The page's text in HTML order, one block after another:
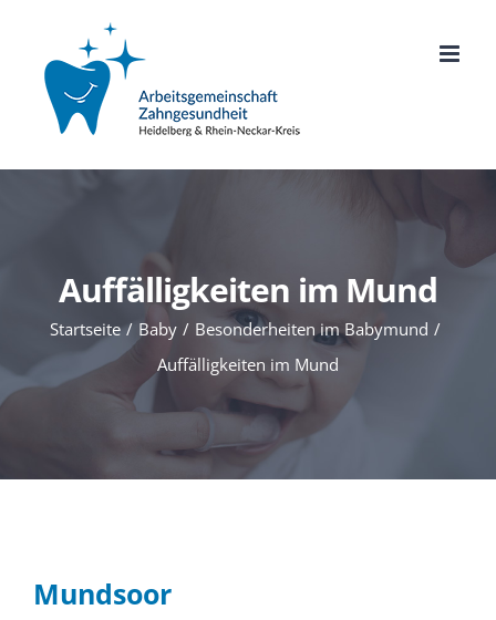
springen
Auffälligkeiten im Mund
Startseite Baby
Besonderheiten im Babymund
Auffälligkeiten im Mund
Mundsoor